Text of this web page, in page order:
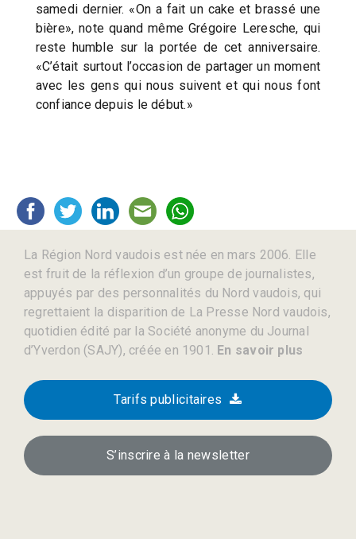
samedi dernier. «On a fait un cake et brassé une
bière», note quand même Grégoire Leresche, qui
reste humble sur la portée de cet anniversaire.
«C’était surtout l’occasion de partager un moment
avec les gens qui nous suivent et qui nous font
confiance depuis le début.»
La Région Nord vaudois est née en mars 2006. Elle
est fruit de la réflexion d’un groupe de journalistes,
appuyés par des personnalités du Nord vaudois, qui
regrettaient la disparition de La Presse Nord vaudois,
quotidien édité par la Société anonyme du Journal
d’Yverdon (SAJY), créée en 1901. En savoir plus
Tarifs publicitaires
S’inscrire à la newsletter